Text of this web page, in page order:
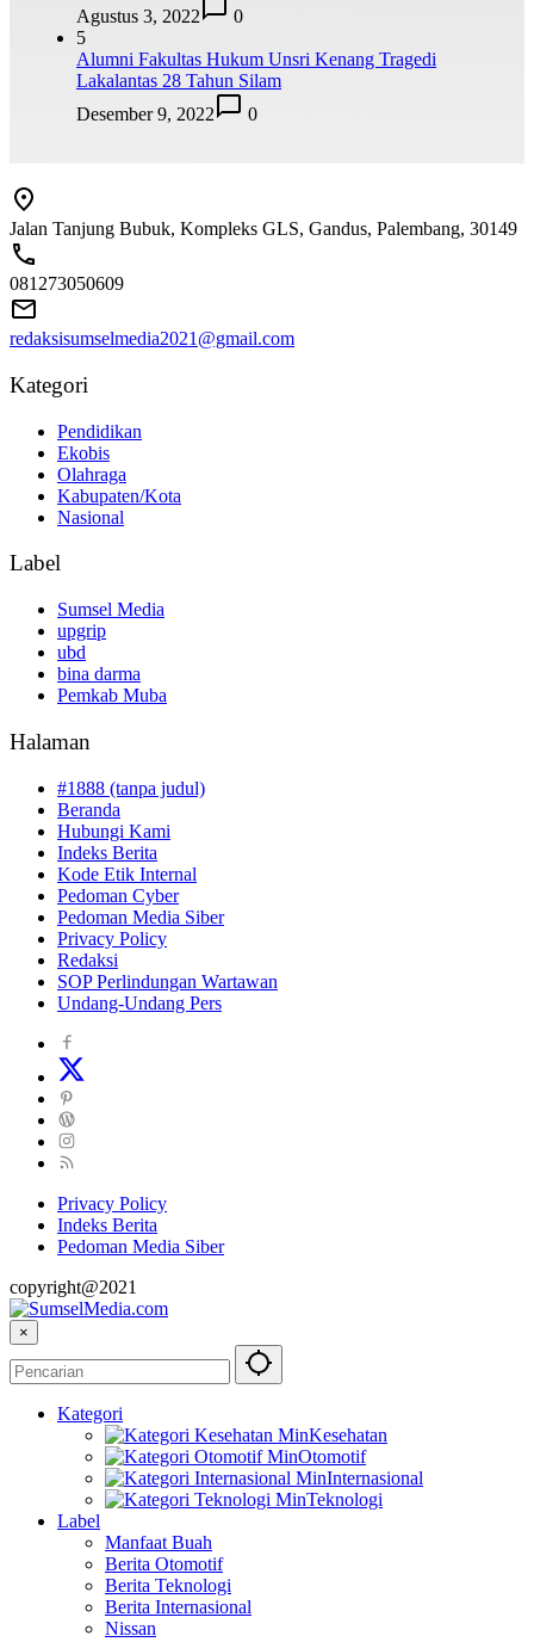
Agustus 3, 2022
0
5
Alumni Fakultas Hukum Unsri Kenang Tragedi
Lakalantas 28 Tahun Silam
Desember 9, 2022
0
Jalan Tanjung Bubuk, Kompleks GLS, Gandus, Palembang, 30149
081273050609
redaksisumselmedia2021@gmail.com
Kategori
Pendidikan
Ekobis
Olahraga
Kabupaten/Kota
Nasional
Label
Sumsel Media
upgrip
ubd
bina darma
Pemkab Muba
Halaman
#1888 (tanpa judul)
Beranda
Hubungi Kami
Indeks Berita
Kode Etik Internal
Pedoman Cyber
Pedoman Media Siber
Privacy Policy
Redaksi
SOP Perlindungan Wartawan
Undang-Undang Pers
Privacy Policy
Indeks Berita
Pedoman Media Siber
copyright@2021
×
Kategori
Kesehatan
Otomotif
Internasional
Teknologi
Label
Manfaat Buah
Berita Otomotif
Berita Teknologi
Berita Internasional
Nissan